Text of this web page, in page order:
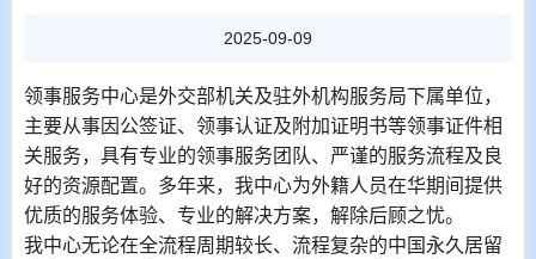
2025-09-09
领事服务中心是外交部机关及驻外机构服务局下属单位，
主要从事因公签证、领事认证及附加证明书等领事证件相
关服务，具有专业的领事服务团队、严谨的服务流程及良
好的资源配置。多年来，我中心为外籍人员在华期间提供
优质的服务体验、专业的解决方案，解除后顾之忧。
我中心无论在全流程周期较长、流程复杂的中国永久居留